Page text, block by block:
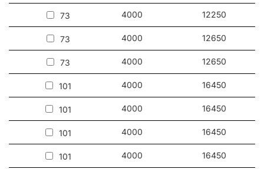
73 4000 12250
73 4000 12650
73 4000 12650
101 4000 16450
101 4000 16450
101 4000 16450
101 4000 16450